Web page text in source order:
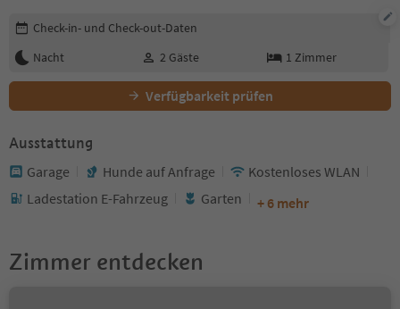
Buchungsdetails bearbeiten
Check-in- und Check-out-Daten
Nacht
2 Gäste 1 Zimmer
Verfügbarkeit prüfen
Ausstattung
Garage Hunde auf Anfrage
Kostenloses WLAN
Ladestation E-Fahrzeug
Garten + 6 mehr
Zimmer entdecken